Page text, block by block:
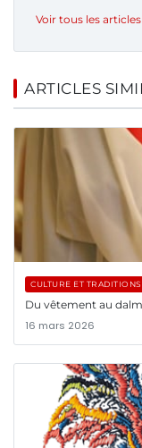
Voir tous les
ARTICLES
CULTURE ET TRADITIONS
Du vêtement au
16 mars 2026